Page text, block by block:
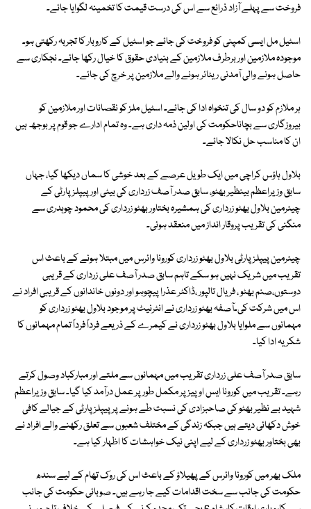
فروخت سے پہلے آزاد ذرائع سے اس کی درست قیمت کا تخمینہ لگوایا جائے۔
اسٹیل مل ایسی کمپنی کو فروخت کی جائے جو اسٹیل کے کاروبار کا تجربہ رکھتی ہو۔
موجودہ ملازمین اور برطرف ملازمین کے بنیادی حقوق کا خیال رکھا جائے۔ نجکاری سے
حاصل ہونے والی آمدنی ریٹائر ہونے والے ملازمین پر خرچ کی جائے۔
ہر ملازم کو دو سال کی تنخواہ ادا کی جائے۔ اسٹیل ملز کو نقصانات اور ملازمین کو
بیروزگاری سے بچاناحکومت کی اولین ذمہ داری ہے۔ وہ تمام ادارے جو قوم پر بوجھ ہیں
ان کا مناسب حل نکالا جائے۔
بلاول ہاؤس کراچی میں ایک طویل عرصے کے بعد خوشی کا سماں دیکھا گیا، جہاں
سابق وزیراعظم بینظیر بھٹو، سابق صدر آصف زرداری کی بیٹی اور پیپلزپارٹی کے
چیئرمین بلاول بھٹو زرداری کی ہمشیرہ بختاور بھٹو زرداری کی محمود چوہدری سے
منگنی کی تقریب پروقار انداز میں منعقد ہوئی۔
چیئرمین پیپلزپارٹی بلاول بھٹو زرداری کورونا وائرس میں مبتلا ہونے کے باعث اس
تقریب میں شریک نہیں ہو سکے تاہم سابق صدر آصف علی زرداری کے قریبی
دوستوں،صنم بھٹو ، فریال تالپور ،ڈاکٹر عذرا پیچوہو اور دونوں خاندانوں کے قریبی افراد نے
اس میں شرکت کی۔آصفہ بھٹو زرداری نے انٹرنیٹ پر موجود بلاول بھٹو زرداری کو
مہمانوں سے ملوایا بلاول بھٹو زرداری نے کیمرے کے ذریعے فرداً فرداً تمام مہمانوں کا
شکریہ ادا کیا۔
سابق صدر آصف علی زرداری تقریب میں مہمانوں سے ملتے اور مبارکباد وصول کرتے
رہے۔ تقریب میں کورونا ایس او پیز پر مکمل طور پر عمل درآمد کیا گیا۔ سابق وزیراعظم
شہید بے نظیر بھٹو کی صاحبزادی کی نسبت طے ہونے پر پیپلزپارٹی کے جیالے کافی
خوش دکھائی دیتے ہیں جبکہ زندگی کے مختلف شعبوں سے تعلق رکھنے والے افراد نے
بھی بختاور بھٹو زرداری کے لیے اپنی نیک خواہشات کا اظہار کیا ہے۔
ملک بھر میں کورونا وائرس کے پھیلاؤ کے باعث اس کی روک تھام کے لیے سندھ
حکومت کی جانب سے سخت اقدامات کیے جا رہے ہیں۔ صوبائی حکومت کی جانب